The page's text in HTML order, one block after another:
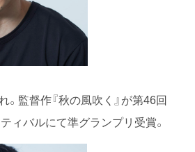
。監督作『秋の風吹く』が第46回
ィバルにて準グランプリ受賞。